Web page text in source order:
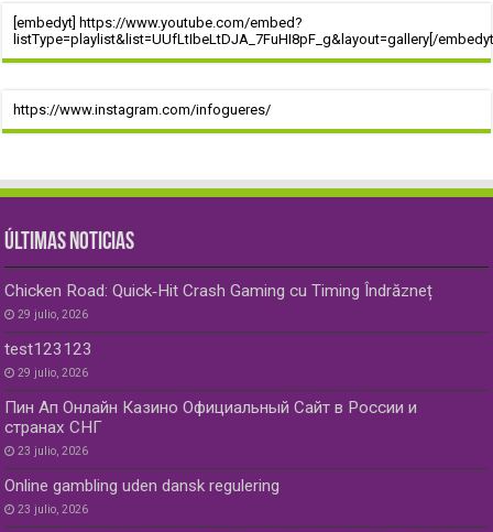
[embedyt] https://www.youtube.com/embed?
listType=playlist&list=UUfLtIbeLtDJA_7FuHI8pF_g&layout=gallery[/
https://www.instagram.com/infogueres/
ÚLTIMAS NOTICIAS
Chicken Road: Quick‑Hit Crash Gaming cu Timing Îndrăzneț
29 julio, 2026
test123123
29 julio, 2026
Пин Ап Онлайн Казино Официальный Сайт в России и
странах СНГ
23 julio, 2026
Online gambling uden dansk regulering
23 julio, 2026